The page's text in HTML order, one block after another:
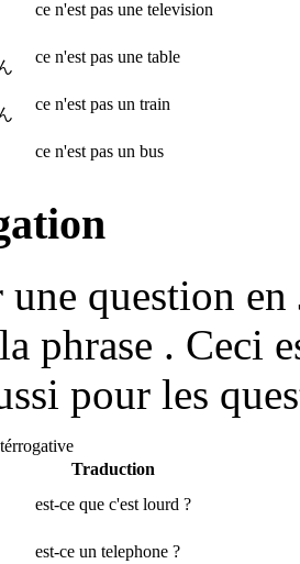
ce n'est pas une television
ce n'est pas une table
ce n'est pas un train
ce n'est pas un bus
une question
phrase . Ceci
pour les
Traduction
est-ce que c'est lourd ?
est-ce un telephone ?